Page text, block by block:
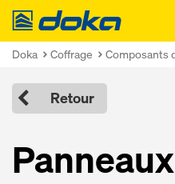
Doka
Doka Coffrage Composants
Retour